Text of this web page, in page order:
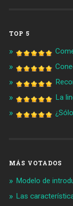
TOP 5
La
MÁS VOTADOS
Modelo de
Las